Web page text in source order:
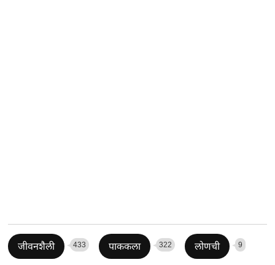
जीवनशैली 433 पाककला 322 लोणची 9